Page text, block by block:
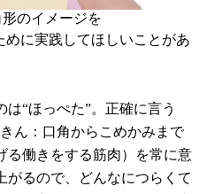
のイメージを
めに実践してほしいことがあ
は“ほっぺた”。正確に言う
ん：口角からこめかみまで
る働きをする筋肉）を常に意
がるので、どんなにつらくて